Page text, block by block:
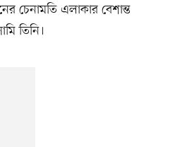
চেনামতি এলাকার বেশান্ত
তিনি।